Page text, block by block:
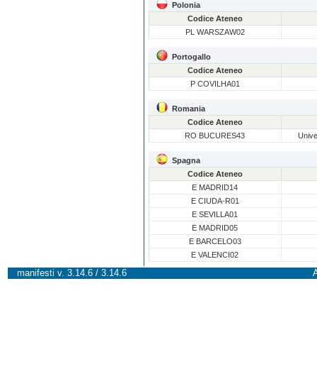
Polonia
Codice Ateneo
PL WARSZAW02
Portogallo
Codice Ateneo
P COVILHA01
Romania
Codice Ateneo
RO BUCURES43
Spagna
Codice Ateneo
E MADRID14
E CIUDA-R01
E SEVILLA01
E MADRID05
E BARCELO03
E VALENCI02
manifesti v. 3.14.6 / 3.14.6